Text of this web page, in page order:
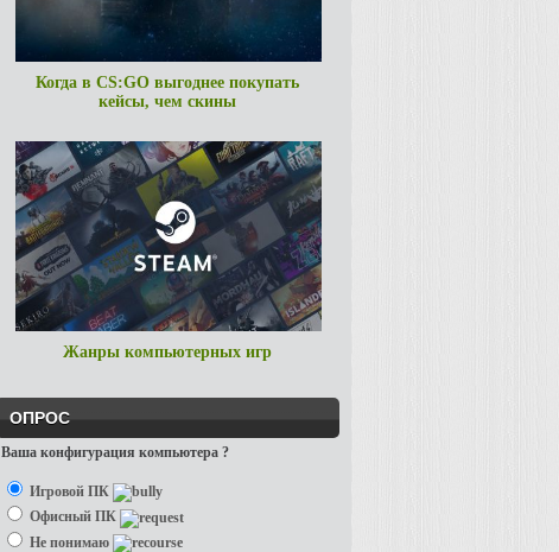
Когда в CS:GO выгоднее покупать
кейсы, чем скины
Жанры компьютерных игр
ОПРОС
Ваша конфигурация компьютера ?
Игровой ПК
Офисный ПК
Не понимаю